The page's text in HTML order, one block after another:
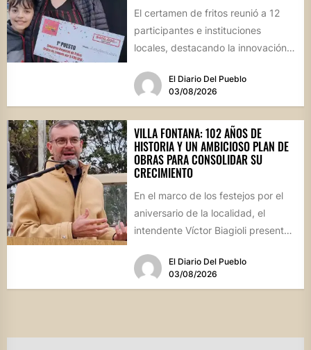
El certamen de fritos reunió a 12
participantes e instituciones
locales, destacando la innovación
El Diario Del Pueblo
03/08/2026
VILLA FONTANA: 102 AÑOS DE
HISTORIA Y UN AMBICIOSO PLAN DE
OBRAS PARA CONSOLIDAR SU
CRECIMIENTO
En el marco de los festejos por el
aniversario de la localidad, el
intendente Víctor Biagioli presentó
El Diario Del Pueblo
03/08/2026